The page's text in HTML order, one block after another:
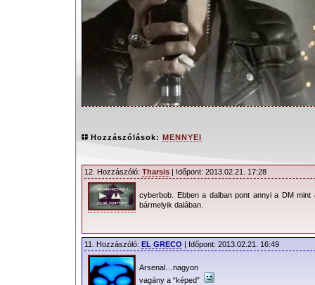
Hosszú évek óta nem érintett
kézhez kaptam körbe-körbe ezt
over. Engedjétek meg, hogy a dallal
felmerült – szubjektív – véleményem
Hozzászólások: MENNYEI
12. Hozzászóló: Tharsis | Időpont: 2013.02.21. 17:28
cyberbob. Ebben a dalban pont annyi a DM mint
bármelyik dalában.
11. Hozzászóló: EL GRECO | Időpont: 2013.02.21. 16:49
Arsenal…nagyon
vagány a “képed”